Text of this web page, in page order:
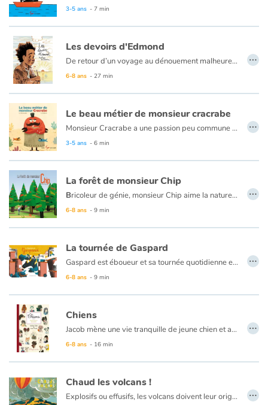
3-5 ans - 7 min
Les devoirs d'Edmond
De retour d’un voyage au dénouement malheureux, le jeune Edmond doit apprendre à vivre sans sa mère, pendant que son père essaie de cacher sa peine et que sa soeur ne semble pas vraiment comprendre que leur maman ne reviendra pas. Edmond tente de venir en aide à sa famille en faisant des grilled cheese (avec du beurre des deux côtés, comme sa maman) et toute sortes de petites tâches quotidiennes. Il en vient à se dire qu’il pourrait trouver un boulot… Il n’a peut-être que dix ans, mais ça lui permettrait de faire sa part. Sur le chemin du travail, Edmond rencontrera Raymond et son chat Dali. Au fil de leurs échanges et de sa première expérience professionnelle, il découvrira que rien ne sert de précipiter les choses, qu’il peut encore attendre avant d’être un adulte et qu’il peut prendre le temps d’être un enfant et de vivre son deuil avec ses proches.
6-8 ans - 27 min
…
Le beau métier de monsieur cracrabe
Monsieur Cracrabe a une passion peu commune pour un crustacé : c’est un virtuose de la coiffure. Entièrement dévoué à son art, il coupe, il taille et il recoupe, pour un résultat qui laisse son client sans voix ! Une histoire courte aux illustrations hilarantes et dont la chute ne manquera pas de faire rire aux éclats.
3-5 ans - 6 min
…
La forêt de monsieur Chip
Bricoleur de génie, monsieur Chip aime la nature et le chant des oiseaux. Mais pour construire sa petite maison, et surtout ses nombreuses extensions, il va ratiboiser toute la forêt et faire fuir tous les animaux.
6-8 ans - 9 min
…
La tournée de Gaspard
Gaspard est éboueur et sa tournée quotidienne est ponctuée de petits bonheurs : le chat sur le toit, le salut du facteur, le joggeur du petit matin… Mais aujourd’hui, il manque ce petit garçon qui trottine fièrement vers l’école ! Gaspard ne peut pas imaginer ses journées sans cette rencontre. Dans les objets encombrants, dans les recyclés ou les cassés, Gaspard trouvera bien quelque part une idée pour aider son ami et retrouver ses habitudes.
6-8 ans - 9 min
…
Chiens
Jacob mène une vie tranquille de jeune chien et aime réfléchir à son futur métier. Il est entouré d'amis qui ont des vies plus passionnantes les unes que les autres et c'est une vraie source d'inspiration pour lui... Alors, quelle sera finalement la vocation de Jacob ?
6-8 ans - 16 min
…
Chaud les volcans !
Explosifs ou effusifs, les volcans doivent leur origine aux mouvements de l'écorce terrestre. …